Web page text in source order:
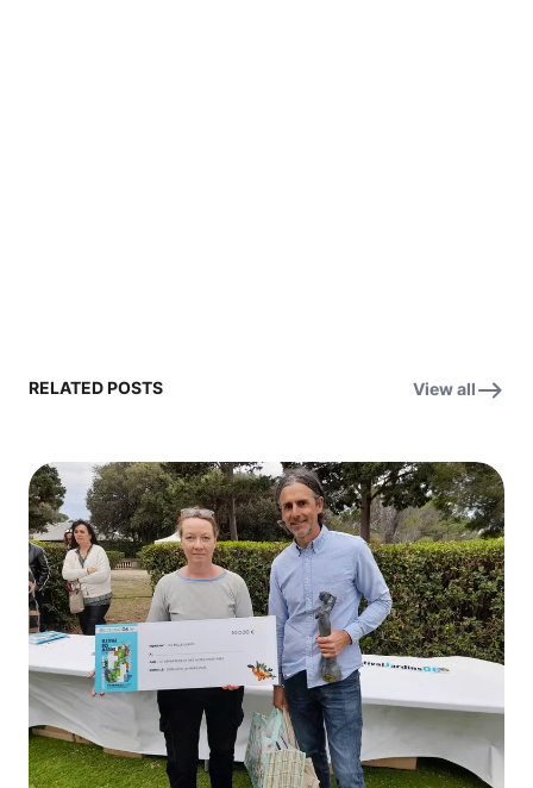
RELATED POSTS View all